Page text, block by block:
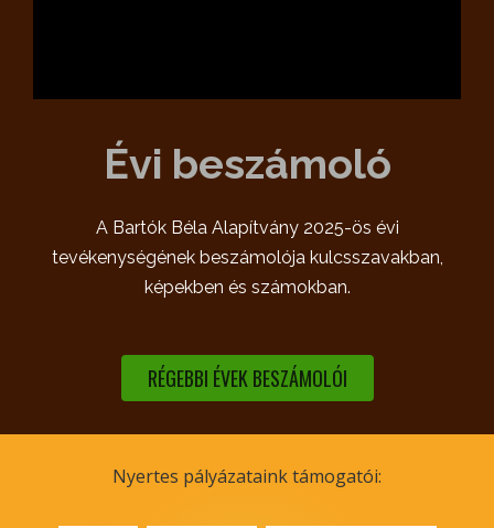
Évi beszámoló
A Bartók Béla Alapítvány 2025-ös évi
tevékenységének beszámolója kulcsszavakban,
képekben és számokban.
RÉGEBBI ÉVEK BESZÁMOLÓI
Nyertes pályázataink támogatói: